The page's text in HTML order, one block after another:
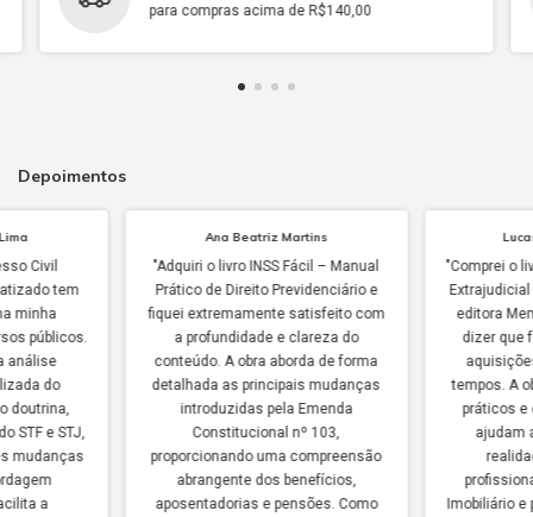
para compras acima de R$140,00
Depoimentos
Civil
tem
minha
públicos.
análise
do
doutrina,
STF e STJ,
mudanças
a
Ana Beatriz Martins
"Adquiri o livro INSS Fácil – Manual
Prático de Direito Previdenciário e
fiquei extremamente satisfeito com
a profundidade e clareza do
conteúdo. A obra aborda de forma
detalhada as principais mudanças
introduzidas pela Emenda
Constitucional nº 103,
proporcionando uma compreensão
abrangente dos benefícios,
aposentadorias e pensões. Como
"Comprei o
Extrajudicial
editora
dizer que
tempos. A
práticos e
ajudam
Imobiliário e